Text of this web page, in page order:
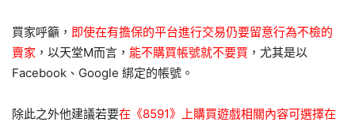
買家呼籲， 即使在有擔保的平台進行交易仍要留意行為不檢的
賣家 ，以天堂M而言， 能不購買帳號就不要買 ，尤其是以
Facebook、Google 綁定的帳號。
除此之外他建議若要在《8591》上購買遊戲相關內容可選擇在